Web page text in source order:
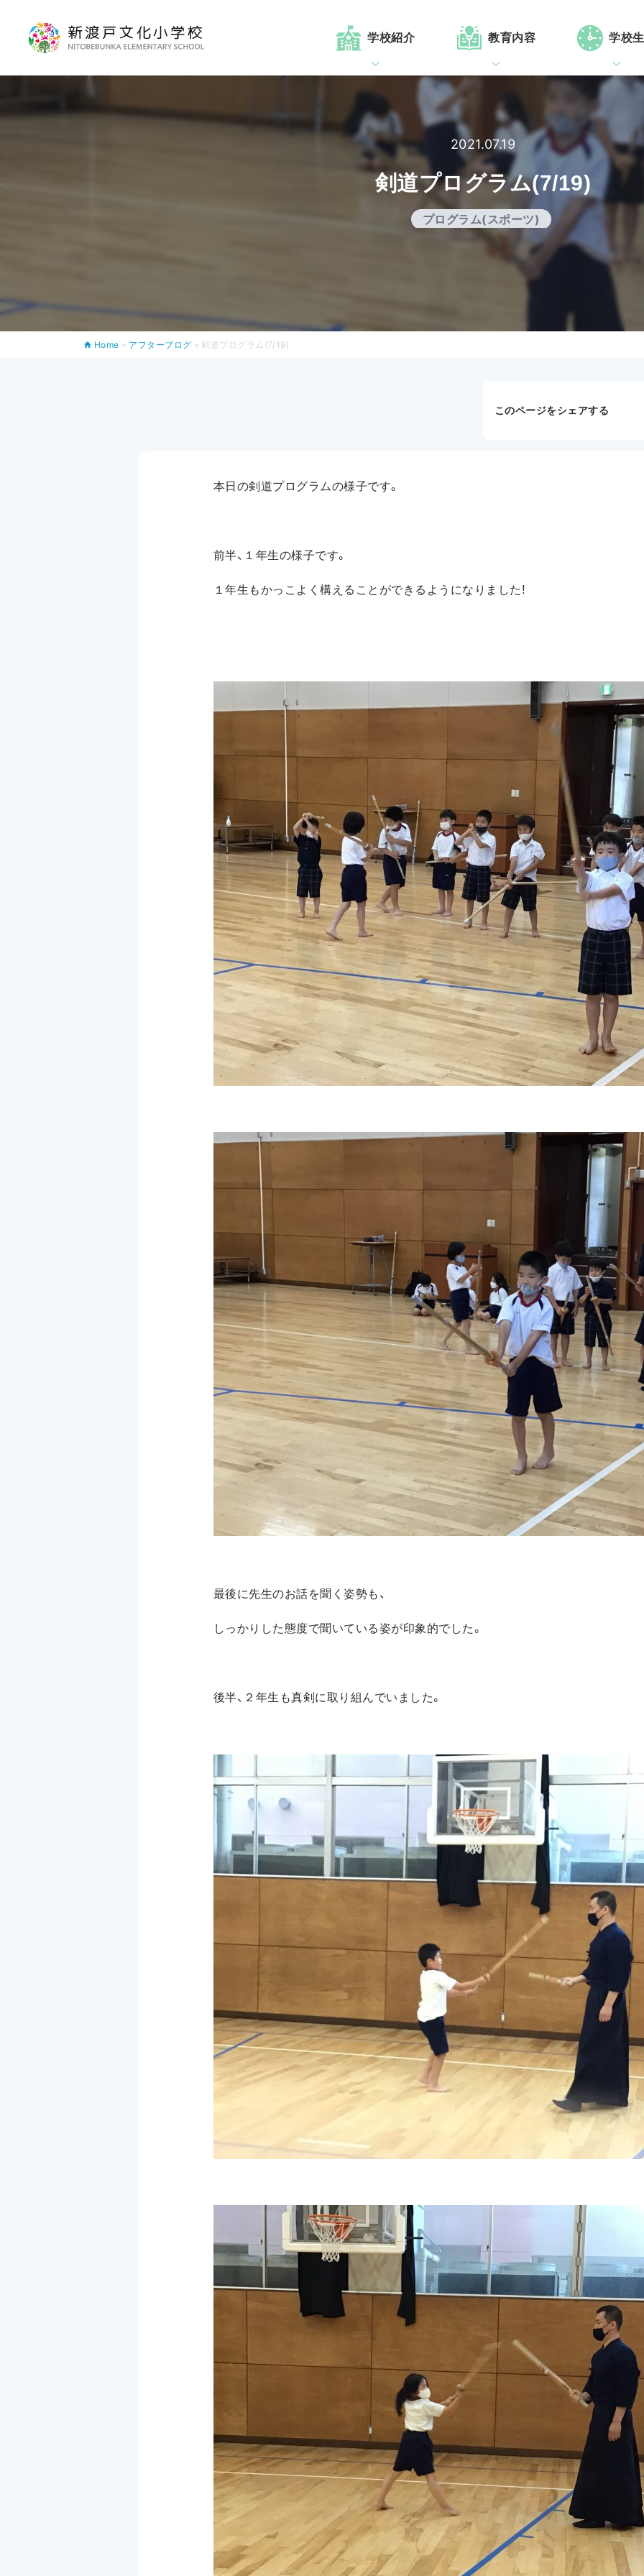
学校紹介 教育内容 学校
2021.07.19
剣道プログラム(7/19)
プログラム(スポーツ)
Home » アフターブログ »剣道プログラム(7/19)
このページをシェアする
本日の剣道プログラムの様子です。
前半、１年生の様子です。
１年生もかっこよく構えることができるようになりました！
最後に先生のお話を聞く姿勢も、
しっかりした態度で聞いている姿が印象的でした。
後半、２年生も真剣に取り組んでいました。